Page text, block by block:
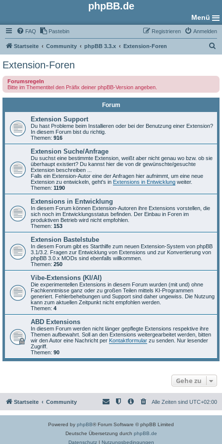
phpBB.de
Menü
FAQ Pastebin Anmelden
Registrieren
Startseite Community phpBB 3.3.x Extension-Foren
e
Extension-Foren
Forumsregeln
Bitte im Thementitel den Präfix deiner phpBB-Version angeben.
Forum
Extension Support
Du hast Probleme beim Installieren oder bei der Benutzung einer Extension?
In diesem Forum bist du richtig.
Themen: 916
Extension Suche/Anfrage
Du suchst eine bestimmte Extension, weißt aber nicht genau wo bzw. ob sie
überhaupt existiert? Du kannst hier die von dir gewünschte/gesuchte
Extension beschreiben ...
Falls ein Extension-Autor eine der Anfragen hier aufnimmt, um eine neue
Extension zu entwickeln, geht's in Extensions in Entwicklung weiter.
Themen: 1190
Extensions in Entwicklung
In diesem Forum können Extension-Autoren ihre Extensions vorstellen, die
sich noch im Entwicklungsstatus befinden. Der Einbau in Foren im
produktiven Betrieb wird nicht empfohlen.
Themen: 153
Extension Bastelstube
In diesem Forum gibt es Starthilfe zum neuen Extension-System von phpBB
3.1/3.2. Fragen zur Entwicklung von Extensions und zur Konvertierung von
phpBB 3.0.x MODs sind ebenfalls willkommen.
Themen: 250
Vibe-Extensions (KI/AI)
Die experimentellen Extensions in diesem Forum wurden (mit und) ohne
Fachkenntnisse ganz oder zu großen Teilen mittels KI-Programmen
generiert. Fehlerbehebungen und Support sind daher ungewiss. Die Nutzung
kann zum aktuellen Zeitpunkt nicht empfohlen werden.
Themen: 4
ABD Extensions
In diesem Forum werden nicht länger gepflegte Extensions respektive ihre
Themen aufbewahrt. Soll an den Extensions weitergearbeitet werden, bitten
wir den Autor eine Nachricht per Kontaktformular zu senden. Nur lesender
Zugriff.
Themen: 90
Gehe zu
Startseite Community Alle Zeiten sind UTC+02:00
Powered by phpBB® Forum Software © phpBB Limited
Deutsche Übersetzung durch phpBB.de
Datenschutz| Nutzungsbedingungen